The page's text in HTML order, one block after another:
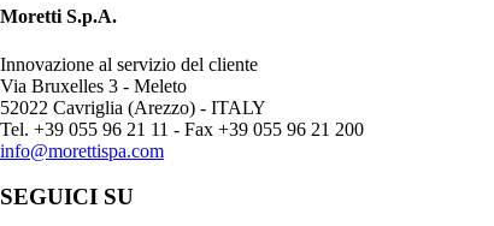
Moretti S.p.A.
Innovazione al servizio del cliente
Via Bruxelles 3 - Meleto
52022 Cavriglia (Arezzo) - ITALY
Tel. +39 055 96 21 11 - Fax +39 055 96 21 200
info@morettispa.com
SEGUICI SU